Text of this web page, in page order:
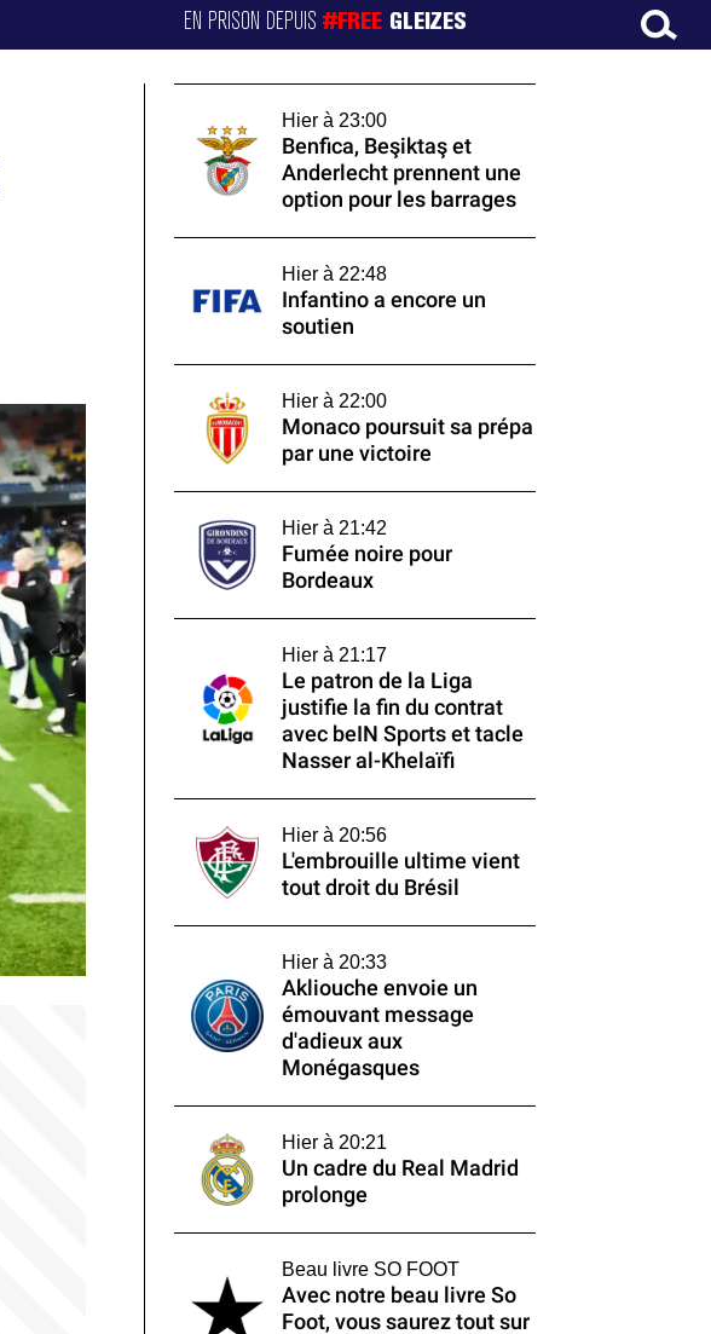
EN PRISON DEPUIS#FREE GLEIZES
Hier à 23:00
Benfica, Beşiktaş et
Anderlecht prennent une
option pour les barrages
Hier à 22:48
Infantino a encore un
soutien
Hier à 22:00
Monaco poursuit sa prépa
par une victoire
Hier à 21:42
Fumée noire pour
Bordeaux
Hier à 21:17
Le patron de la Liga
justifie la fin du contrat
avec beIN Sports et tacle
Nasser al-Khelaïfi
Hier à 20:56
L'embrouille ultime vient
tout droit du Brésil
Hier à 20:33
Akliouche envoie un
émouvant message
d'adieux aux
Monégasques
Hier à 20:21
Un cadre du Real Madrid
prolonge
Beau livre SO FOOT
Avec notre beau livre So
Foot, vous saurez tout sur